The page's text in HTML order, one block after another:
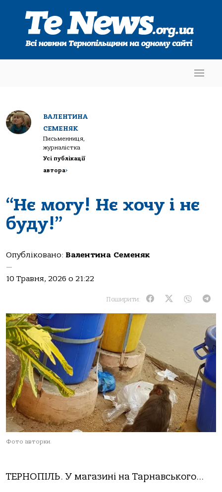
ВАЛЕНТИНА
СЕМЕНЯК
Письменниця,
журналістка
Усі публікації
автора>
“Нє могу! Нє хочу і нє
буду!”
Опубліковано: Валентина Семеняк
—
10 Травня, 2026 о 21:22
Поширити:
Фото авторки.
ТЕРНОПІЛЬ. У магазині на Тарнавського…